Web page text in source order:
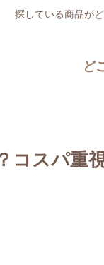
探している商品が
ど
コスパ重